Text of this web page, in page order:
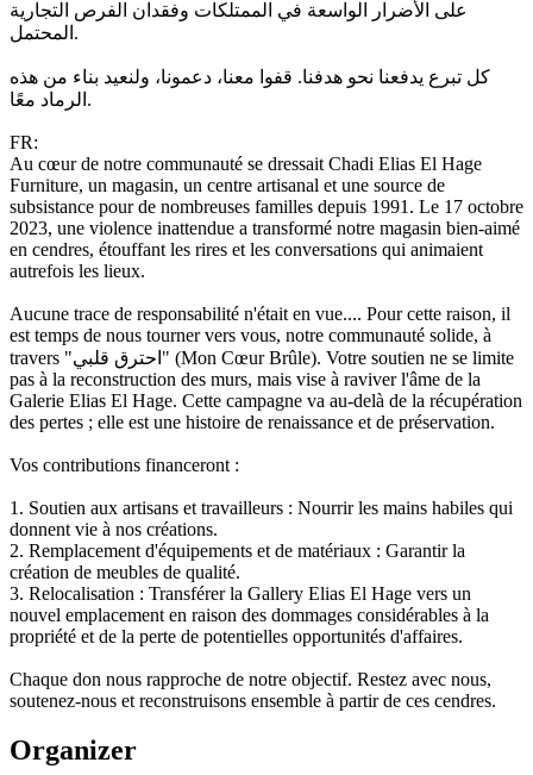
على الأضرار الواسعة في الممتلكات وفقدان الفرص التجارية
المحتمل.
كل تبرع يدفعنا نحو هدفنا. قفوا معنا، دعمونا، ولنعيد بناء من هذه
الرماد معًا.
FR:
Au cœur de notre communauté se dressait Chadi Elias El Hage
Furniture, un magasin, un centre artisanal et une source de
subsistance pour de nombreuses familles depuis 1991. Le 17 octobre
2023, une violence inattendue a transformé notre magasin bien-aimé
en cendres, étouffant les rires et les conversations qui animaient
autrefois les lieux.
Aucune trace de responsabilité n'était en vue.... Pour cette raison, il
est temps de nous tourner vers vous, notre communauté solide, à
travers "احترق قلبي" (Mon Cœur Brûle). Votre soutien ne se limite
pas à la reconstruction des murs, mais vise à raviver l'âme de la
Galerie Elias El Hage. Cette campagne va au-delà de la récupération
des pertes ; elle est une histoire de renaissance et de préservation.
Vos contributions financeront :
1. Soutien aux artisans et travailleurs : Nourrir les mains habiles qui
donnent vie à nos créations.
2. Remplacement d'équipements et de matériaux : Garantir la
création de meubles de qualité.
3. Relocalisation : Transférer la Gallery Elias El Hage vers un
nouvel emplacement en raison des dommages considérables à la
propriété et de la perte de potentielles opportunités d'affaires.
Chaque don nous rapproche de notre objectif. Restez avec nous,
soutenez-nous et reconstruisons ensemble à partir de ces cendres.
Organizer